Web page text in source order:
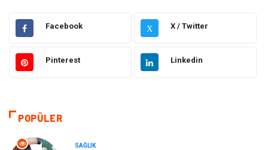
Hukuk Elektrik & Elektronik
Giyim Makine
Otomotiv
Keyif ve Hobi
Facebook X X / Twitter
Pinterest Linkedin
POPÜLER
SAĞLIK